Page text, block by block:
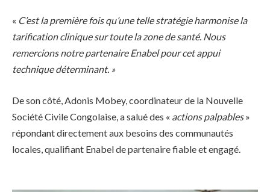
« C’est la première fois qu’une telle stratégie harmonise la
tarification clinique sur toute la zone de santé. Nous
remercions notre partenaire Enabel pour cet appui
technique déterminant. »
De son côté, Adonis Mobey, coordinateur de la Nouvelle
Société Civile Congolaise, a salué des « actions palpables»
répondant directement aux besoins des communautés
locales, qualifiant Enabel de partenaire fiable et engagé.